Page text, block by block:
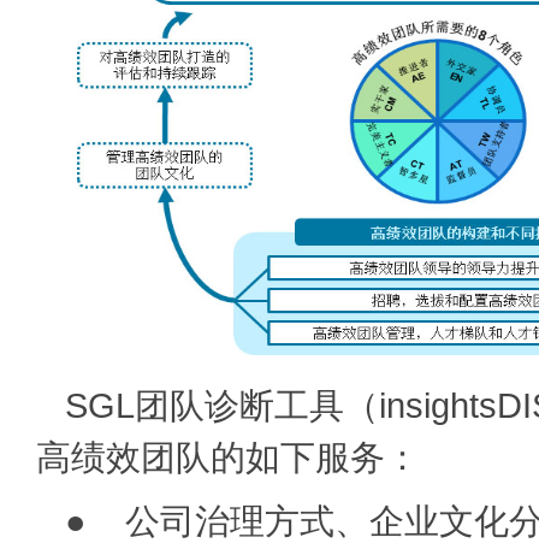
SGL团队诊断工具（
高绩效团队的如下服务：
● 公司治理方式、企业文化